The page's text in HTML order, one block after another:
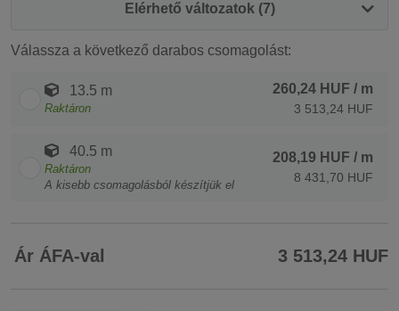
Elérhető változatok (7)
Válassza a következő darabos csomagolást:
13.5 m
Raktáron
260,24 HUF / m
3 513,24 HUF
40.5 m
Raktáron
A kisebb csomagolásból készítjük el
208,19 HUF / m
8 431,70 HUF
Ár ÁFA-val 3 513,24 HUF